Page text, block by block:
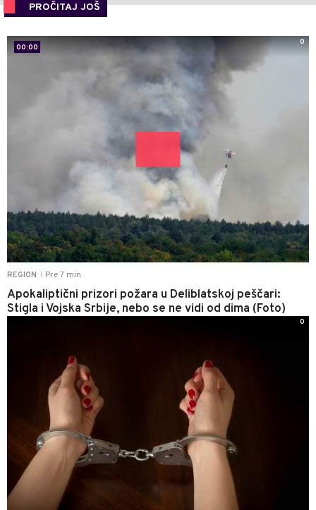
PROČITAJ JOŠ
REGION Pre 7 min
Apokaliptični prizori požara u Deliblatskoj peščari:
Stigla i Vojska Srbije, nebo se ne vidi od dima (Foto)
00:00
0
0